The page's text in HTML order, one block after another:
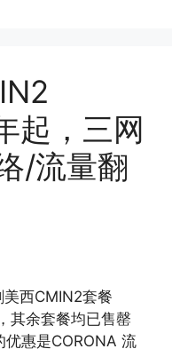
起，三网
/流量翻
西CMIN2套餐
其余套餐均已售罄
惠是CORONA 流